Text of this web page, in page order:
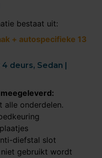
bestaat uit:
+ autospecifieke 13
deurs, Sedan |
alle onderdelen.
diefstal slot
gebruikt wordt